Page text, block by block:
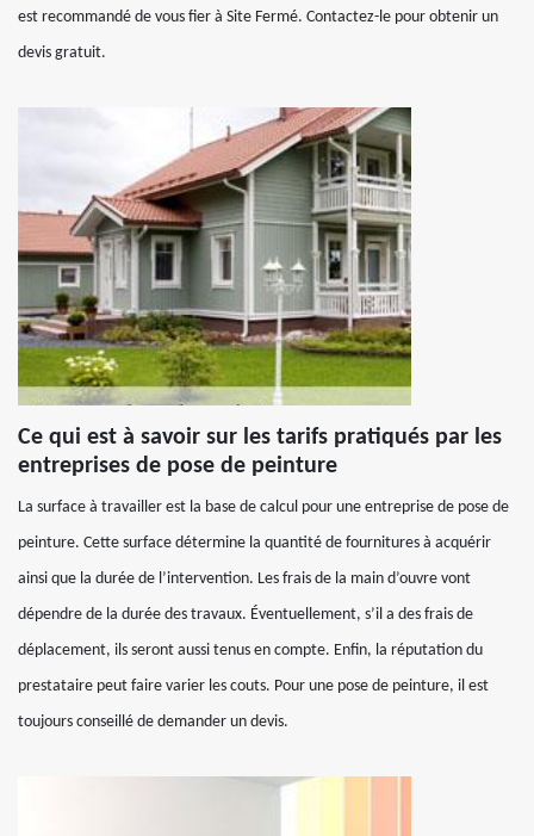
est recommandé de vous fier à Site Fermé. Contactez-le pour obtenir un
devis gratuit.
Ce qui est à savoir sur les tarifs pratiqués par les
entreprises de pose de peinture
La surface à travailler est la base de calcul pour une entreprise de pose de
peinture. Cette surface détermine la quantité de fournitures à acquérir
ainsi que la durée de l’intervention. Les frais de la main d’ouvre vont
dépendre de la durée des travaux. Éventuellement, s’il a des frais de
déplacement, ils seront aussi tenus en compte. Enfin, la réputation du
prestataire peut faire varier les couts. Pour une pose de peinture, il est
toujours conseillé de demander un devis.